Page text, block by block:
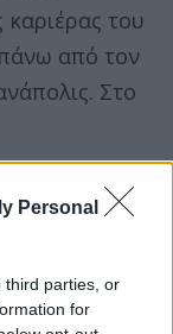
Personal
third parties, or
for
καριέρας του
από τον
Στο